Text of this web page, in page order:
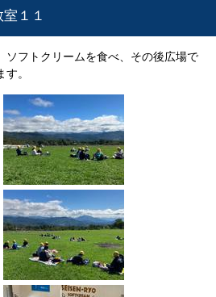
室１１
ソフトクリームを食べ、その後広場で
。